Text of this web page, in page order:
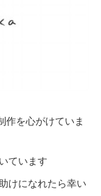
作を心がけていま
ています
けになれたら幸い